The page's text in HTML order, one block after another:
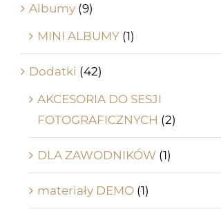
Albumy (9)
MINI ALBUMY (1)
Dodatki (42)
AKCESORIA DO SESJI
FOTOGRAFICZNYCH (2)
DLA ZAWODNIKÓW (1)
materiały DEMO (1)